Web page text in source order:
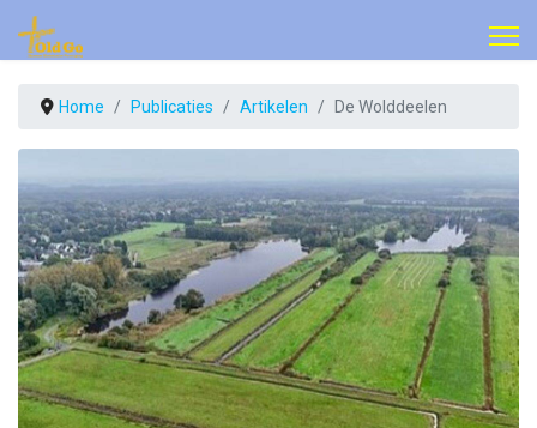
Home Publicaties Artikelen De Wolddeelen